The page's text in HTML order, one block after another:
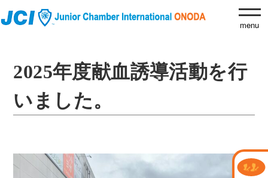
2025年度献血誘導活動を行
いました。